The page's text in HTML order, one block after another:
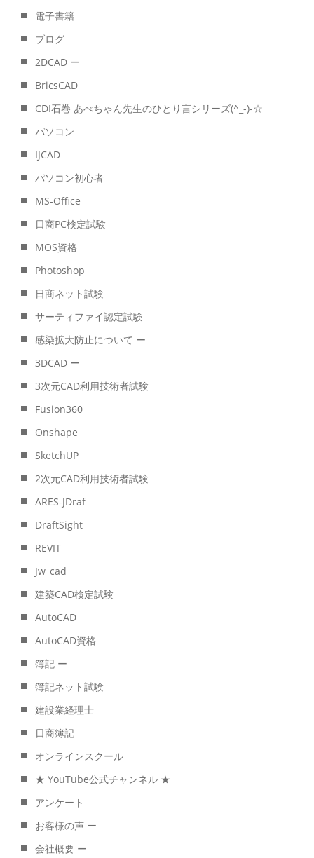
電子書籍
ブログ
2DCAD ー
BricsCAD
CDI石巻 あべちゃん先生のひとり言シリーズ(^_-)-☆
パソコン
IJCAD
パソコン初心者
MS-Office
日商PC検定試験
MOS資格
Photoshop
日商ネット試験
サーティファイ認定試験
感染拡大防止について ー
3DCAD ー
3次元CAD利用技術者試験
Fusion360
Onshape
SketchUP
2次元CAD利用技術者試験
ARES-JDraf
DraftSight
REVIT
Jw_cad
建築CAD検定試験
AutoCAD
AutoCAD資格
簿記 ー
簿記ネット試験
建設業経理士
日商簿記
オンラインスクール
★ YouTube公式チャンネル ★
アンケート
お客様の声 ー
会社概要 ー